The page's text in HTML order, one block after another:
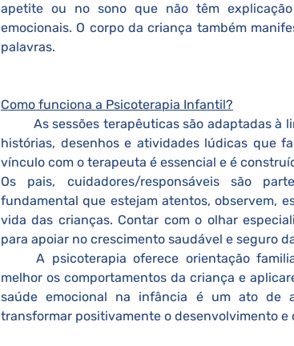
apetite ou no sono que não têm
emocionais. O corpo da criança também
palavras.
Como funciona a Psicoterapia Infantil?
histórias, desenhos e atividades lúdicas que
vínculo com o terapeuta é essencial e é
Os pais, cuidadores/responsáveis são
fundamental que estejam atentos, observem,
vida das crianças. Contar com o olhar
para apoiar no crescimento saudável e seguro
	A psicoterapia oferece orientação familiar, ajudando os responsáveis a compreenderem
melhor os comportamentos da criança e
saúde emocional na infância é um ato de
transformar positivamente o desenvolvimento e